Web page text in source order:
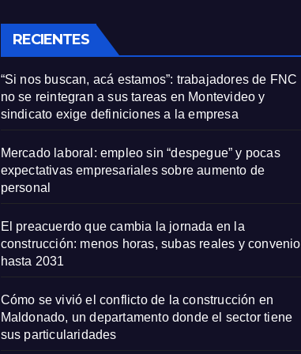
RECIENTES
“Si nos buscan, acá estamos”: trabajadores de FNC
no se reintegran a sus tareas en Montevideo y
sindicato exige definiciones a la empresa
Mercado laboral: empleo sin “despegue” y pocas
expectativas empresariales sobre aumento de
personal
El preacuerdo que cambia la jornada en la
construcción: menos horas, subas reales y convenio
hasta 2031
Cómo se vivió el conflicto de la construcción en
Maldonado, un departamento donde el sector tiene
sus particularidades